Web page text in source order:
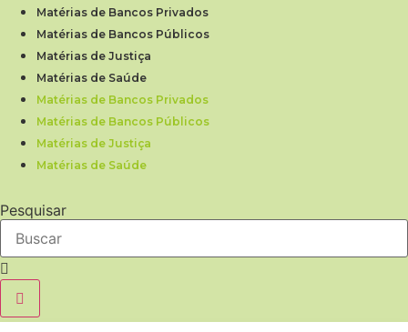
para
conteúdo
Matérias de Bancos Privados
Matérias de Bancos Públicos
Matérias de Justiça
Matérias de Saúde
Matérias de Bancos Privados
Matérias de Bancos Públicos
Matérias de Justiça
Matérias de Saúde
Pesquisar